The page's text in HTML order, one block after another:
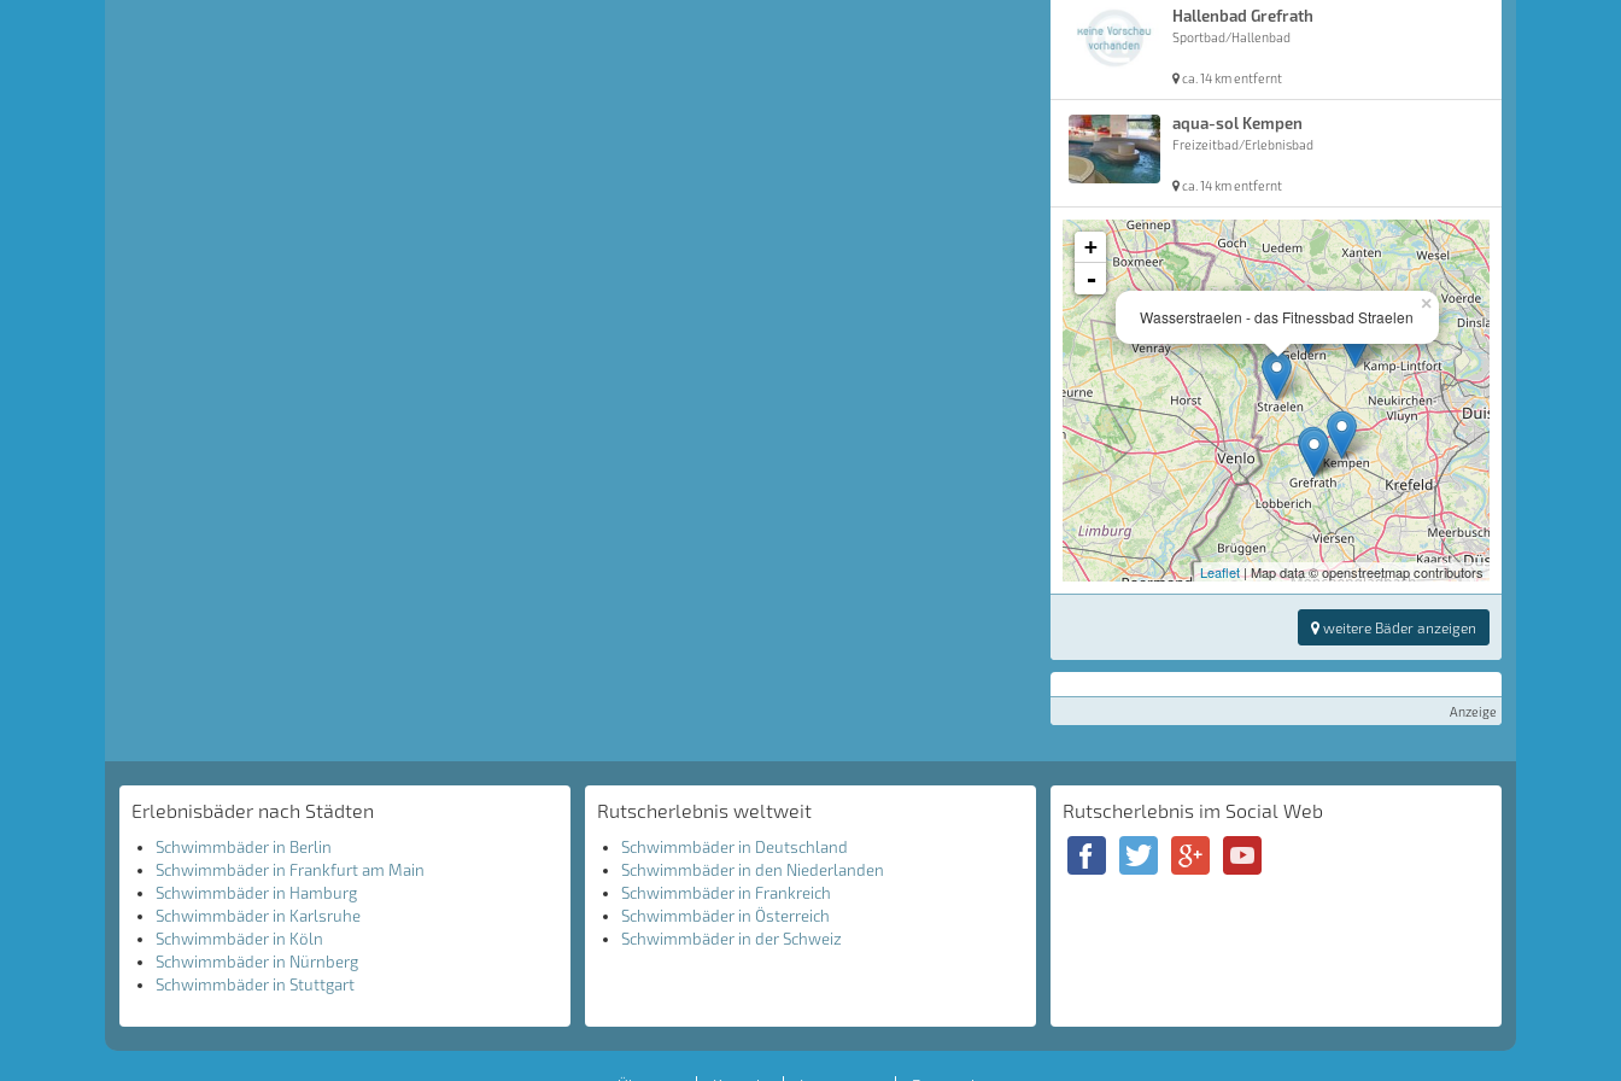
Hallenbad Grefrath
Sportbad/Hallenbad
ca. 14 km entfernt
aqua-sol Kempen
Freizeitbad/Erlebnisbad
ca. 14 km entfernt
×
Wasserstraelen - das Fitnessbad Straelen
+
-
Leaflet| Map data © openstreetmap contributors
weitere Bäder anzeigen
Anzeige
Erlebnisbäder nach Städten
Schwimmbäder in Berlin
Schwimmbäder in Frankfurt am Main
Schwimmbäder in Hamburg
Schwimmbäder in Karlsruhe
Schwimmbäder in Köln
Schwimmbäder in Nürnberg
Schwimmbäder in Stuttgart
Rutscherlebnis weltweit
Schwimmbäder in Deutschland
Schwimmbäder in den Niederlanden
Schwimmbäder in Frankreich
Schwimmbäder in Österreich
Schwimmbäder in der Schweiz
Rutscherlebnis im Social Web